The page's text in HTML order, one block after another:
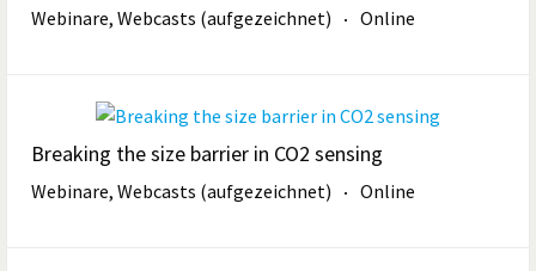
Webinare, Webcasts (aufgezeichnet) Online
Breaking the size barrier in CO2 sensing
Webinare, Webcasts (aufgezeichnet) Online